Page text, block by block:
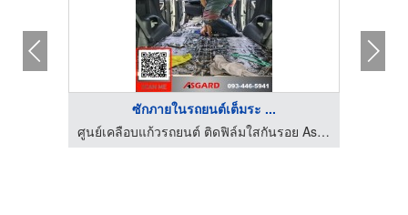
ซักภายในรถยนต์เต็มระ ...
ศูนย์เคลือบแก้วรถยนต์ ติดฟิล์มใสกันรอย Asgard